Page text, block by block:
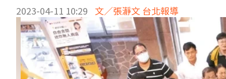
2023-04-11 10:29 文／張瀞文 台北報導